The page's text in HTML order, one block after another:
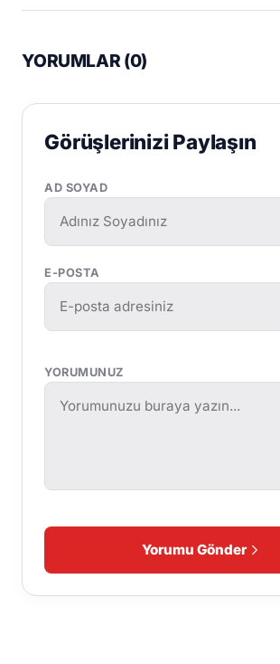
YORUMLAR (0)
Görüşlerinizi Paylaşın
AD SOYAD
E-POSTA
YORUMUNUZ
Yorumu Gönder